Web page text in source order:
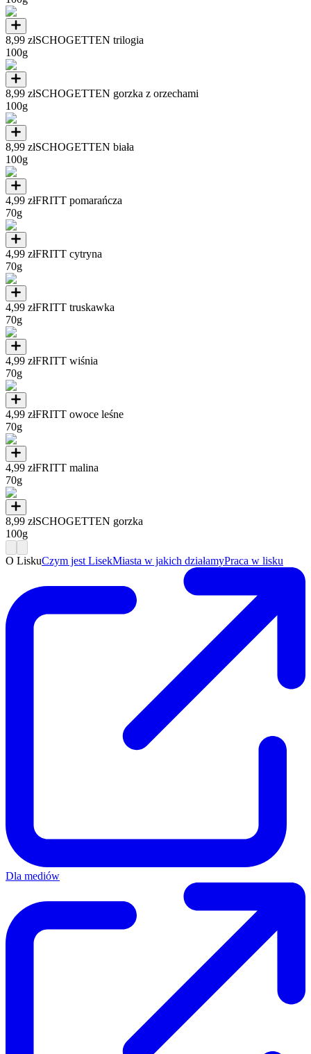
8,99 złSCHOGETTEN trilogia
100g
8,99 złSCHOGETTEN gorzka z orzechami
100g
8,99 złSCHOGETTEN biała
100g
4,99 złFRITT pomarańcza
70g
4,99 złFRITT cytryna
70g
4,99 złFRITT truskawka
70g
4,99 złFRITT wiśnia
70g
4,99 złFRITT owoce leśne
70g
4,99 złFRITT malina
70g
8,99 złSCHOGETTEN gorzka
100g
O LiskuCzym jest LisekMiasta w jakich działamyPraca w lisku
Dla mediów